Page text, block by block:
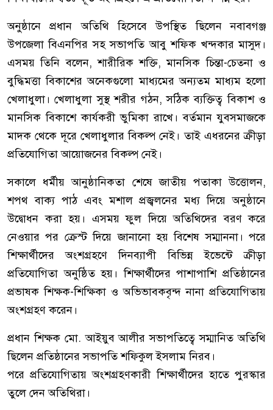
অনুষ্ঠানে প্রধান অতিথি হিসেবে উপস্থিত ছিলেন নবাবগঞ্জ
উপজেলা বিএনপির সহ সভাপতি আবু শফিক খন্দকার মাসুদ।
এসময় তিনি বলেন, শারীরিক শক্তি, মানসিক চিন্তা-চেতনা ও
বুদ্ধিমত্তা বিকাশের অনেকগুলো মাধ্যমের অন্যতম মাধ্যম হলো
খেলাধুলা। খেলাধুলা সুস্থ শরীর গঠন, সঠিক ব্যক্তিত্ব বিকাশ ও
মানসিক বিকাশে কার্যকরী ভুমিকা রাখে। বর্তমান যুবসমাজকে
মাদক থেকে দূরে খেলাধুলার বিকল্প নেই। তাই এধরনের ক্রীড়া
প্রতিযোগিতা আয়োজনের বিকল্প নেই।
সকালে ধর্মীয় আনুষ্ঠানিকতা শেষে জাতীয় পতাকা উত্তোলন,
শপথ বাক্য পাঠ এবং মশাল প্রজ্বলনের মধ্য দিয়ে অনুষ্ঠানে
উদ্বোধন করা হয়। এসময় ফুল দিয়ে অতিথিদের বরণ করে
নেওয়ার পর ক্রেস্ট দিয়ে জানানো হয় বিশেষ সম্মাননা। পরে
শিক্ষার্থীদের অংশগ্রহণে দিনব্যাপী বিভিন্ন ইভেন্টে ক্রীড়া
প্রতিযোগিতা অনুষ্ঠিত হয়। শিক্ষার্থীদের পাশাপাশি প্রতিষ্ঠানের
প্রভাষক শিক্ষক-শিক্ষিকা ও অভিভাবকবৃন্দ নানা প্রতিযোগিতায়
অংশগ্রহণ করেন।
প্রধান শিক্ষক মো. আইয়ুব আলীর সভাপতিত্বে সম্মানিত অতিথি
ছিলেন প্রতিষ্ঠানের সভাপতি শফিকুল ইসলাম নিরব।
পরে প্রতিযোগিতায় অংশগ্রহণকারী শিক্ষার্থীদের হাতে পুরস্কার
তুলে দেন অতিথিরা।